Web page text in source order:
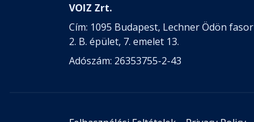
VOIZ Zrt.
Cím: 1095 Budapest, Lechner Ödön fasor
2. B. épület, 7. emelet 13.
Adószám: 26353755-2-43